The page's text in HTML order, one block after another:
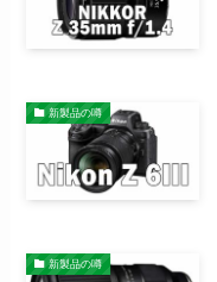
新製品の噂
新製品の噂